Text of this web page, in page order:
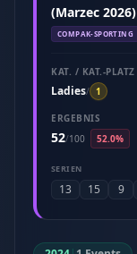
(Marzec 2026)
COMPAK-SPORTING
KAT. / KAT.-PLATZ
Ladies/ 1
ERGEBNIS
52/100 52.0%
SERIEN
13 15 9